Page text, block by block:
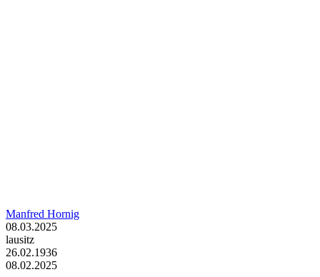
Manfred Hornig
08.03.2025
lausitz
26.02.1936
08.02.2025